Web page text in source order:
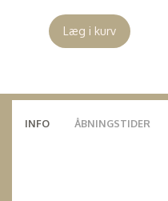
Læg i kurv
INFO ÅBNINGSTIDER